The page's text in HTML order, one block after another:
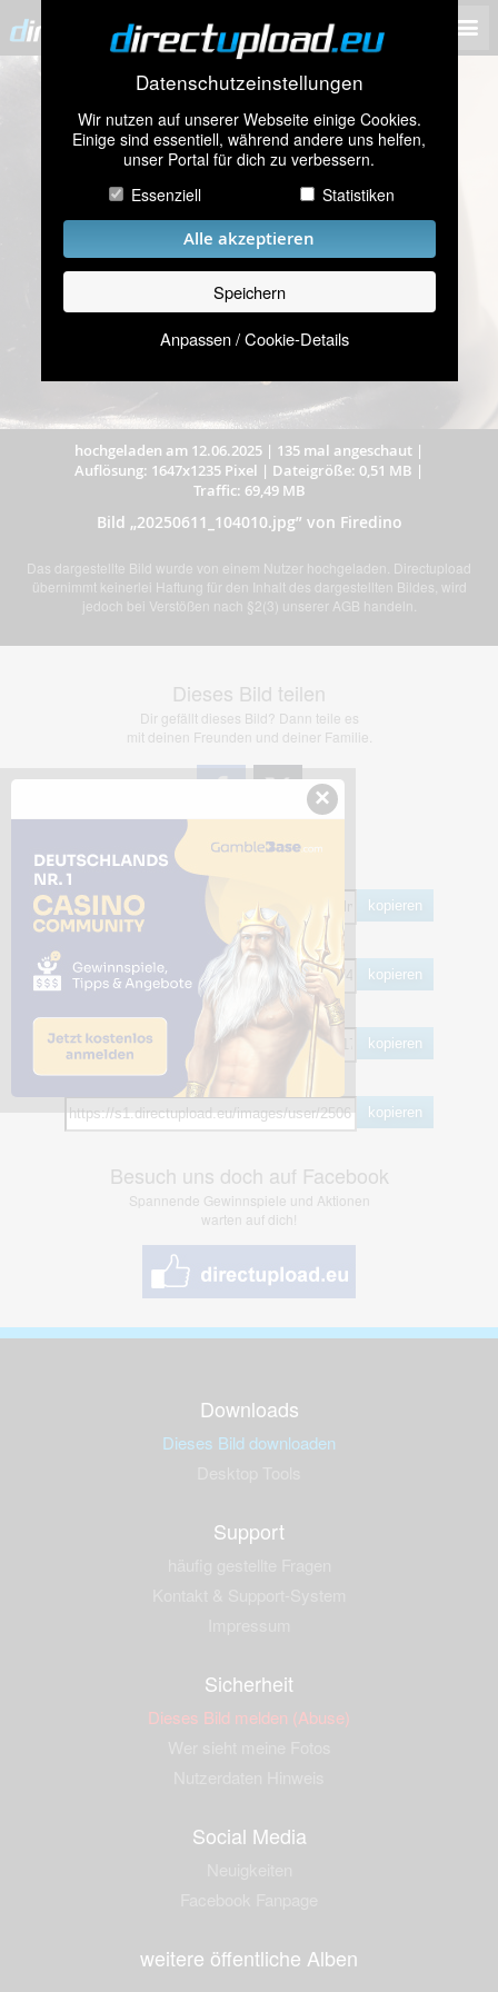
Datenschutzeinstellungen
Wir nutzen auf unserer Webseite einige Cookies.
Einige sind essentiell, während andere uns helfen,
unser Portal für dich zu verbessern.
Essenziell
Statistiken
Alle akzeptieren
Speichern
Anpassen / Cookie-Details
hochgeladen am 12.06.2025 | 135 mal angeschaut |
Auflösung: 1647x1235 Pixel | Dateigröße: 0,51 MB |
Traffic: 69,49 MB
Bild „20250611_104010.jpg” von Firedino
Das dargestellte Bild wurde von einem Nutzer hochgeladen. Directupload
übernimmt keinerlei Haftung für den Inhalt des dargestellten Bildes, wird
jedoch bei Verstößen nach §2(3) unserer AGB handeln.
Dieses Bild teilen
Dir gefällt dieses Bild? Dann teile es
mit deinen Freunden und deiner Familie.
Share Links
kopieren
HTML
kopieren
BB Code
kopieren
kopieren
Besuch uns doch auf Facebook
Spannende Gewinnspiele und Aktionen
warten auf dich!
Downloads
Dieses Bild downloaden
Support
Sicherheit
Dieses Bild melden (Abuse)
Social Media
weitere öffentliche Alben
×